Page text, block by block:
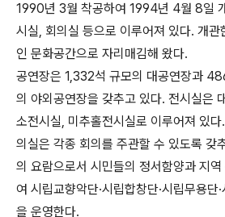
1990년 3월 착공하여 1994년 4월 8일
시실, 회의실 등으로 이루어져 있다. 개관
인 문화공간으로 자리매김해 왔다.
공연장은 1,332석 규모의 대공연장과
의 야외공연장을 갖추고 있다. 전시실은
소전시실, 미추홀전시실로 이루어져 있
의실은 각종 회의를 주관할 수 있도록 갖
의 요람으로서 시민들의 정서함양과 지
여 시립교향악단·시립합창단·시립무용
을 운영한다.